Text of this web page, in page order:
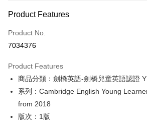
Credit Card (Full Payment)
Convenience Store Pickup and Pay
Google Pay
ATM Transfer
Shipping Method
Product Features
Product No.
7034376
Product Features
商品分類：劍橋英語-劍橋兒童英語認證
系列：Cambridge English Young
from 2018
版次：1版